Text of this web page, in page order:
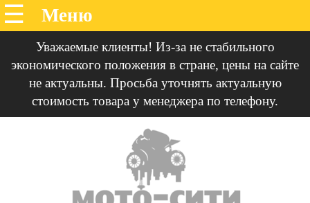
Уважаемые клиенты! Из-за не стабильного
экономического положения в стране, цены на сайте
не актуальны. Просьба уточнять актуальную
стоимость товара у менеджера по телефону.